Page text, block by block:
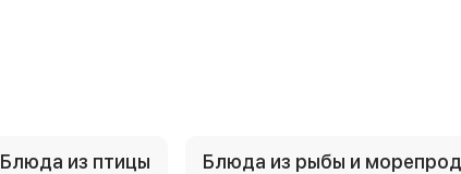
Блюда из птицы Блюда из рыбы и